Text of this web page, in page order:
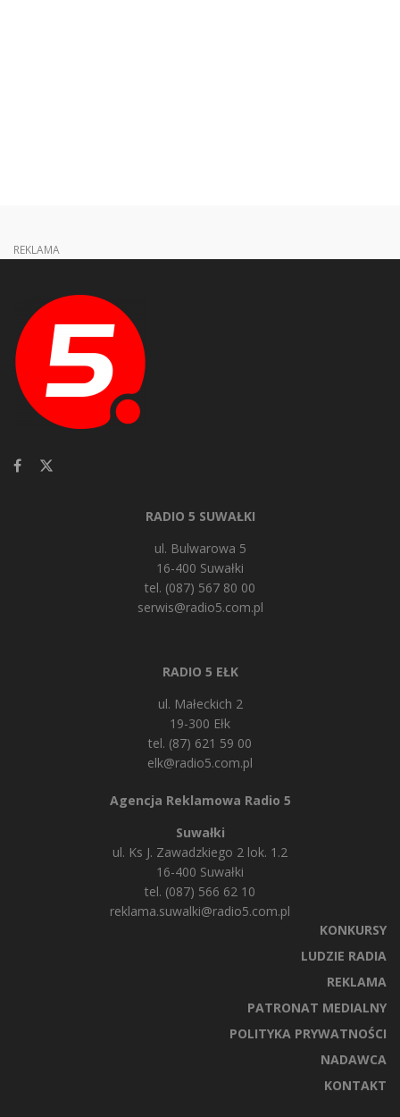
REKLAMA
RADIO 5 SUWAŁKI
ul. Bulwarowa 5
16-400 Suwałki
tel. (087) 567 80 00
serwis@radio5.com.pl
RADIO 5 EŁK
ul. Małeckich 2
19-300 Ełk
tel. (87) 621 59 00
elk@radio5.com.pl
Agencja Reklamowa Radio 5
Suwałki
ul. Ks J. Zawadzkiego 2 lok. 1.2
16-400 Suwałki
tel. (087) 566 62 10
reklama.suwalki@radio5.com.pl
KONKURSY
LUDZIE RADIA
REKLAMA
PATRONAT MEDIALNY
POLITYKA PRYWATNOŚCI
NADAWCA
KONTAKT